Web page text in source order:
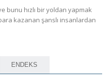
bunu hızlı bir yoldan yapmak
kazanan şanslı insanlardan
ENDEKS